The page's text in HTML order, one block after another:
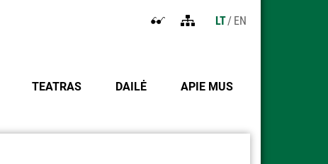
AtidarytiTinklapio
LT EN
TEATRAS DAILĖ APIE MUS